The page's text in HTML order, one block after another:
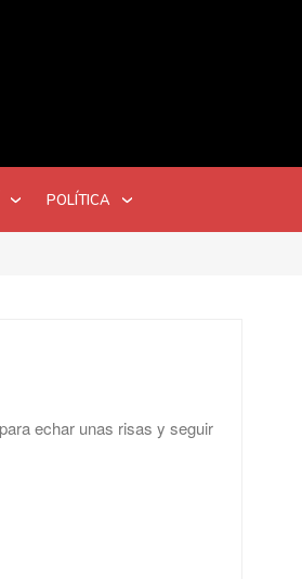
POLÍTICA
echar unas risas y seguir